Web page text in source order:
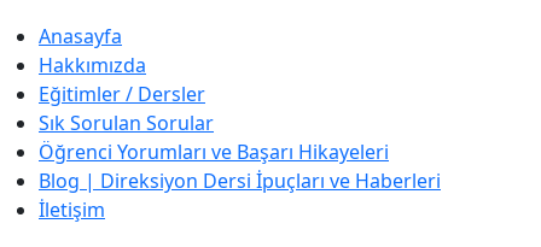
Anasayfa
Hakkımızda
Eğitimler / Dersler
Sık Sorulan Sorular
Öğrenci Yorumları ve Başarı Hikayeleri
Blog | Direksiyon Dersi İpuçları ve Haberleri
İletişim